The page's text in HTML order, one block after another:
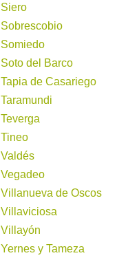
Siero
Sobrescobio
Somiedo
Soto del Barco
Tapia de Casariego
Taramundi
Teverga
Tineo
Valdés
Vegadeo
Villanueva de Oscos
Villaviciosa
Villayón
Yernes y Tameza